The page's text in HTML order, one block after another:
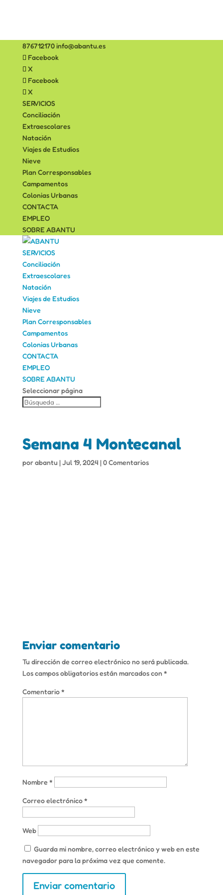
876712170info@abantu.es
Facebook
X
Facebook
X
SERVICIOS
Conciliación
Extraescolares
Natación
Viajes de Estudios
Nieve
Plan Corresponsables
Campamentos
Colonias Urbanas
CONTACTA
EMPLEO
SOBRE ABANTU
SERVICIOS
Conciliación
Extraescolares
Natación
Viajes de Estudios
Nieve
Plan Corresponsables
Campamentos
Colonias Urbanas
CONTACTA
EMPLEO
SOBRE ABANTU
Seleccionar página
Semana 4 Montecanal
porabantu |Jul 19, 2024 |0 Comentarios
Enviar comentario
Tu dirección de correo electrónico no será publicada.
Los campos obligatorios están marcados con*
Comentario*
Nombre *
Correo electrónico*
Web
Guarda mi nombre, correo electrónico y web en este
navegador para la próxima vez que comente.